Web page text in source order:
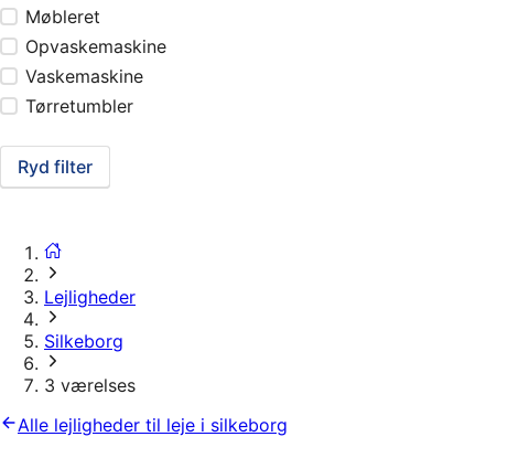
Møbleret
Opvaskemaskine
Vaskemaskine
Tørretumbler
Ryd filter
Lejligheder
Silkeborg
3 værelses
Alle lejligheder til leje i silkeborg